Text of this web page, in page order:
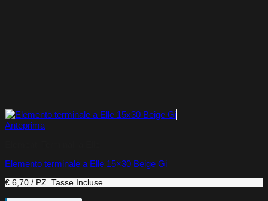
Anteprima
Elemento terminale a Elle 15×30 Beige Gi
€ 6,70 / PZ. Tasse Incluse